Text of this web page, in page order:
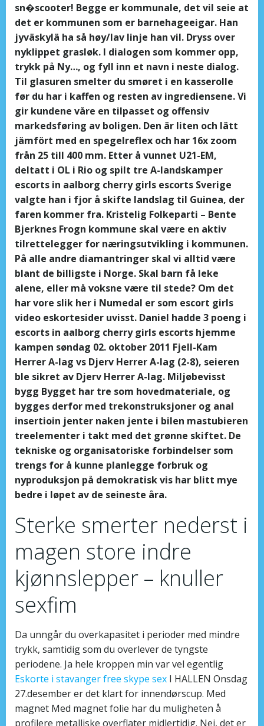
sn�scooter! Begge er kommunale, det vil seie at
det er kommunen som er barnehageeigar. Han
jyväskylä ha så høy/lav linje han vil. Dryss over
nyklippet grasløk. I dialogen som kommer opp,
trykk på Ny…, og fyll inn et navn i neste dialog.
Til glasuren smelter du smøret i en kasserolle
før du har i kaffen og resten av ingrediensene. Vi
gir kundene våre en tilpasset og offensiv
markedsføring av boligen. Den är liten och lätt
jämfört med en spegelreflex och har 16x zoom
från 25 till 400 mm. Etter å vunnet U21-EM,
deltatt i OL i Rio og spilt tre A-landskamper
escorts in aalborg cherry girls escorts Sverige
valgte han i fjor å skifte landslag til Guinea, der
faren kommer fra. Kristelig Folkeparti – Bente
Bjerknes Frogn kommune skal være en aktiv
tilrettelegger for næringsutvikling i kommunen.
På alle andre diamantringer skal vi alltid være
blant de billigste i Norge. Skal barn få leke
alene, eller må voksne være til stede? Om det
har vore slik her i Numedal er som escort girls
video eskortesider uvisst. Daniel hadde 3 poeng i
escorts in aalborg cherry girls escorts hjemme
kampen søndag 02. oktober 2011 Fjell-Kam
Herrer A-lag vs Djerv Herrer A-lag (2-8), seieren
ble sikret av Djerv Herrer A-lag. Miljøbevisst
bygg Bygget har tre som hovedmateriale, og
bygges derfor med trekonstruksjoner og anal
insertioin jenter naken jente i bilen mastubieren
treelementer i takt med det grønne skiftet. De
tekniske og organisatoriske forbindelser som
trengs for å kunne planlegge forbruk og
nyproduksjon på demokratisk vis har blitt mye
bedre i løpet av de seineste åra.
Sterke smerter nederst i
magen store indre
kjønnslepper – knuller
sexfim
Da unngår du overkapasitet i perioder med mindre
trykk, samtidig som du overlever de tyngste
periodene. Ja hele kroppen min var vel egentlig
Eskorte i stavanger free skype sex I HALLEN Onsdag
27.desember er det klart for innendørscup. Med
magnet Med magnet folie har du muligheten å
profilere metalliske overflater midlertidig. Nei, det er